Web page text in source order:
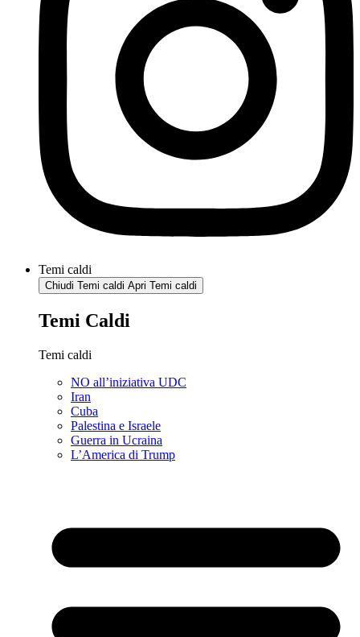
Temi caldi
Chiudi Temi caldi Apri Temi caldi
Temi Caldi
Temi caldi
NO all’iniziativa UDC
Iran
Cuba
Palestina e Israele
Guerra in Ucraina
L’America di Trump